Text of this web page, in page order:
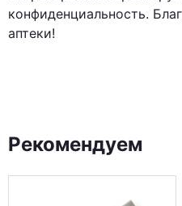
конфиденциальность.
аптеки!
Рекомендуем